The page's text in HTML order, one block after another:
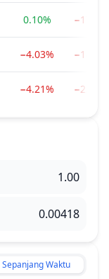
0.10%
−4.03%
−4.21%
Sepanjang Waktu